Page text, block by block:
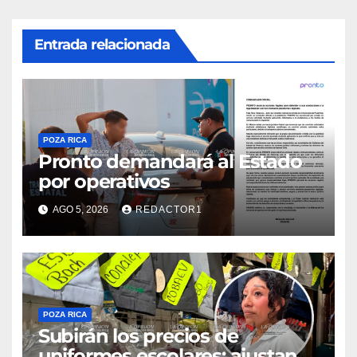
Entrada relacionada
POZA RICA
Pronto demandará al Estado
por operativos
AGO 5, 2026 REDACTOR1
POZA RICA
Subirán los precios de